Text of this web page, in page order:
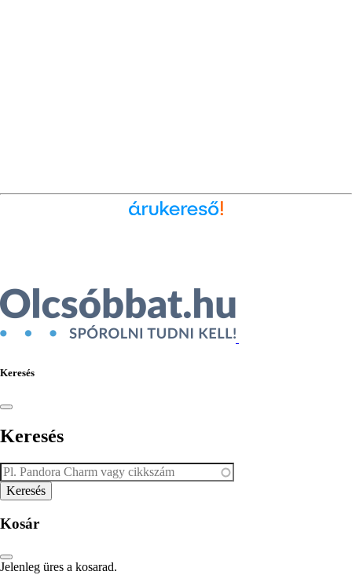
Keresés
Keresés
Kosár
Jelenleg üres a kosarad.